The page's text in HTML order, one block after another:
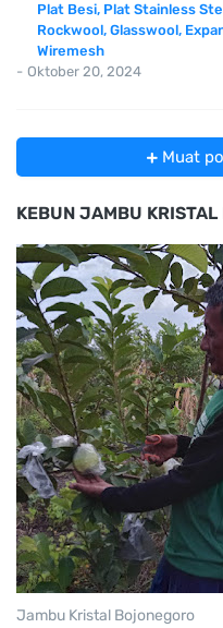
Plat Besi, Plat Stainless
Rockwool, Glasswool,
Wiremesh
- Oktober 20, 2024
Muat
KEBUN JAMBU KRISTAL
Jambu Kristal Bojonegoro